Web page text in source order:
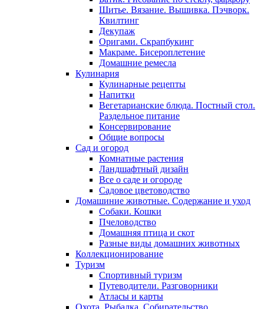
Шитье. Вязание. Вышивка. Пэчворк.
Квилтинг
Декупаж
Оригами. Скрапбукинг
Макраме. Бисероплетение
Домашние ремесла
Кулинария
Кулинарные рецепты
Напитки
Вегетарианские блюда. Постный стол.
Раздельное питание
Консервирование
Общие вопросы
Сад и огород
Комнатные растения
Ландшафтный дизайн
Все о саде и огороде
Садовое цветоводство
Домашиние животные. Содержание и уход
Собаки. Кошки
Пчеловодство
Домашняя птица и скот
Разные виды домашних животных
Коллекционирование
Туризм
Спортивный туризм
Путеводители. Разговорники
Атласы и карты
Охота. Рыбалка. Собирательство